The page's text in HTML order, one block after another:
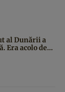
al Dunării a
Era acolo de...